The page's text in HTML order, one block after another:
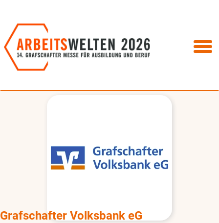
Grafschafter Volksbank eG